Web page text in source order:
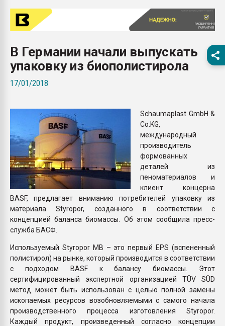
Помощь в подборе
ближайшее
Подмосковье, Москва
28.07.2026
28.07.2026
ситуацией на
ПЕРЕЙТИ НА
В Германии начали выпускать
упаковку из биополистирола
17/01/2018
Schaumaplast GmbH &
Co.KG,
международный
производитель
формованных
деталей из
пеноматериалов и
клиент концерна
BASF, предлагает вниманию потребителей упаковку из
материала Styropor, созданного в соответствии с
концепцией баланса биомассы. Об этом сообщила пресс-
служба БАСФ.
Используемый Styropor MB – это первый EPS (вспененный
полистирол) на рынке, который производится в соответствии
с подходом BASF к балансу биомассы. Этот
сертифицированный экспертной организацией TÜV SÜD
метод может быть использован с целью полной замены
ископаемых ресурсов возобновляемыми с самого начала
производственного процесса изготовления Styropor.
Каждый продукт, произведенный согласно концепции